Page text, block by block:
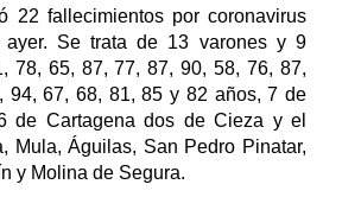
22 fallecimientos por coronavirus
Se trata de 13 varones y 9
78, 65, 87, 77, 87, 90, 58, 76, 87,
94, 67, 68, 81, 85 y 82 años, 7 de
de Cartagena dos de Cieza y el
Mula, Águilas, San Pedro Pinatar,
y Molina de Segura.